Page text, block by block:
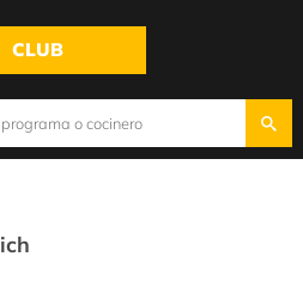
CLUB